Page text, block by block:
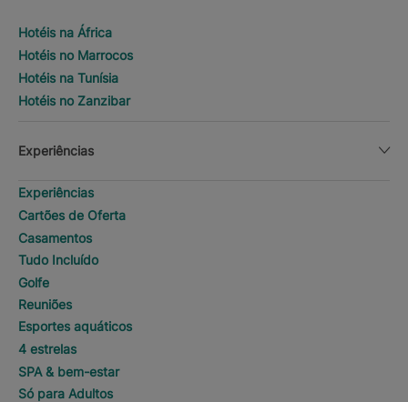
Hotéis na África
Hotéis no Marrocos
Hotéis na Tunísia
Hotéis no Zanzibar
Experiências
Experiências
Cartões de Oferta
Casamentos
Tudo Incluído
Golfe
Reuniões
Esportes aquáticos
4 estrelas
SPA & bem-estar
Só para Adultos